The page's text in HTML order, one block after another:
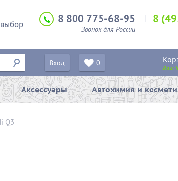
8 800 775-68-95
Звонок для России
8
Вход 0
Ваш
Аксессуары Автохимия и
Q3